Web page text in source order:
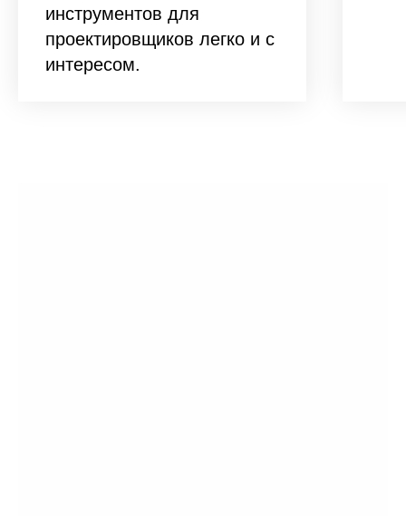
инструментов для
проектировщиков легко и с
интересом.